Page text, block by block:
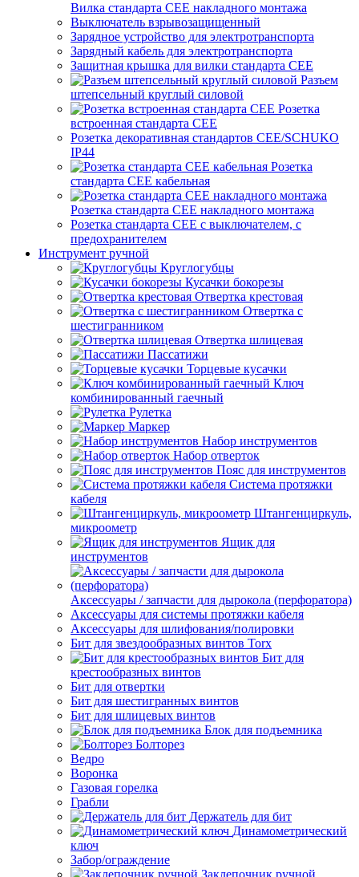
Вилка стандарта CEE накладного монтажа
Выключатель взрывозащищенный
Зарядное устройство для электротранспорта
Зарядный кабель для электротранспорта
Защитная крышка для вилки стандарта CEE
Разъем
штепсельный круглый силовой
Розетка
встроенная стандарта CEE
Розетка декоративная стандартов CEE/SCHUKO
IP44
Розетка
стандарта СЕЕ кабельная
Розетка стандарта СЕЕ накладного монтажа
Розетка стандарта СЕЕ с выключателем, с
предохранителем
Инструмент ручной
Круглогубцы
Кусачки бокорезы
Отвертка крестовая
Отвертка с
шестигранником
Отвертка шлицевая
Пассатижи
Торцевые кусачки
Ключ
комбинированный гаечный
Рулетка
Маркер
Набор инструментов
Набор отверток
Пояс для инструментов
Система протяжки
кабеля
Штангенциркуль,
микроометр
Ящик для
инструментов
Аксессуары / запчасти для дырокола (перфоратора)
Аксессуары для системы протяжки кабеля
Аксессуары для шлифования/полировки
Бит для звездообразных винтов Torx
Бит для
крестообразных винтов
Бит для отвертки
Бит для шестигранных винтов
Бит для шлицевых винтов
Блок для подъемника
Болторез
Ведро
Воронка
Газовая горелка
Грабли
Держатель для бит
Динамометрический
ключ
Забор/ограждение
Заклепочник ручной